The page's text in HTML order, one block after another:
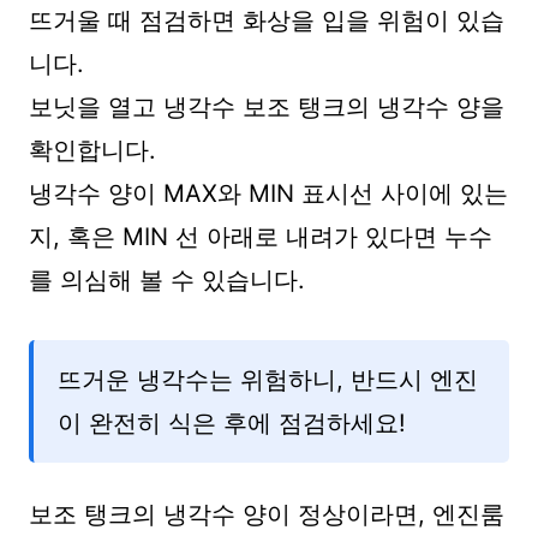
뜨거울 때 점검하면 화상을 입을 위험이 있습
니다.
보닛을 열고 냉각수 보조 탱크의 냉각수 양을
확인합니다.
냉각수 양이 MAX와 MIN 표시선 사이에 있는
지, 혹은 MIN 선 아래로 내려가 있다면 누수
를 의심해 볼 수 있습니다.
뜨거운 냉각수는 위험하니, 반드시 엔진
이 완전히 식은 후에 점검하세요!
보조 탱크의 냉각수 양이 정상이라면, 엔진룸